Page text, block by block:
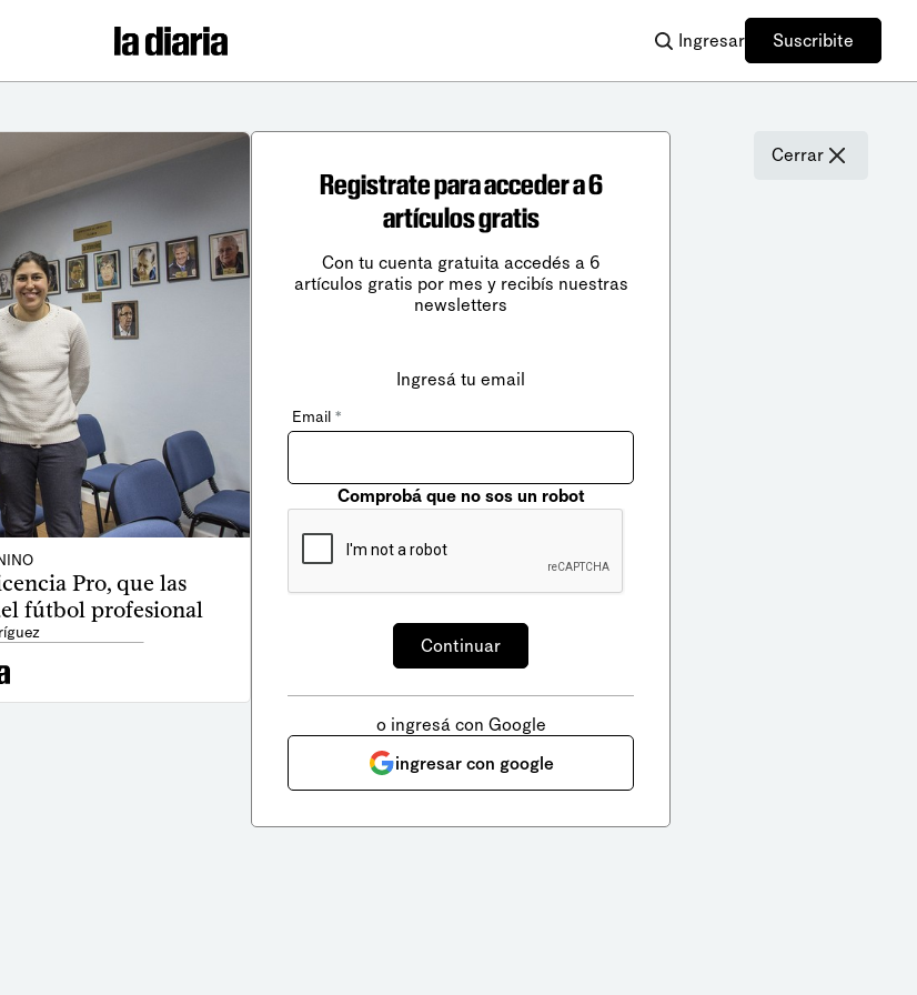
Ingresar Suscribite
Pro, que las
fútbol profesional
Cerrar
Registrate para acceder a 6
artículos gratis
Con tu cuenta gratuita accedés a 6
artículos gratis por mes y recibís nuestras
newsletters
Ingresá tu email
Email *
Comprobá que no sos un robot
o ingresá con Google
ingresar con google